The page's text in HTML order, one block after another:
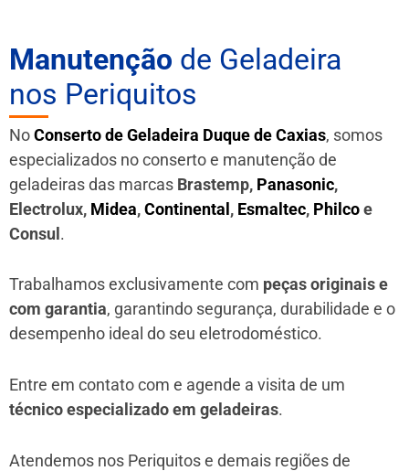
Manutenção de Geladeira
nos Periquitos
NoConserto de Geladeira Duque de Caxias, somos
especializados no conserto e manutenção de
geladeiras das marcas Brastemp, Panasonic,
Electrolux, Midea,Continental, Esmaltec, Philcoe
Consul.
Trabalhamos exclusivamente com peças originais e
com garantia, garantindo segurança, durabilidade e o
desempenho ideal do seu eletrodoméstico.
Entre em contato com e agende a visita de um
técnico especializado em geladeiras.
Atendemos nos Periquitos e demais regiões de